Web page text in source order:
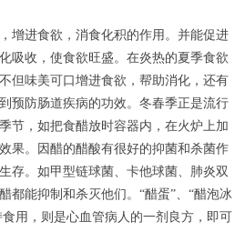
增进食欲，消食化积的作用。并能促进
吸收，使食欲旺盛。在炎热的夏季食欲
但味美可口增进食欲，帮助消化，还有
预防肠道疾病的功效。冬春季正是流行
节，如把食醋放时容器内，在火炉上加
果。因醋的醋酸有很好的抑菌和杀菌作
存。如甲型链球菌、卡他球菌、肺炎双
都能抑制和杀灭他们。“醋蛋”、“醋泡冰
用，则是心血管病人的一剂良方，即可